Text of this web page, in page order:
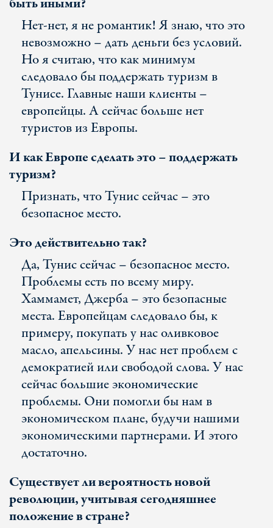
Нет-нет, я не романтик! Я знаю, что это
невозможно – дать деньги без условий.
Но я считаю, что как минимум
следовало бы поддержать туризм в
Тунисе. Главные наши клиенты –
европейцы. А сейчас больше нет
туристов из Европы.
И как Европе сделать это – поддержать
туризм?
Признать, что Тунис сейчас – это
безопасное место.
Это действительно так?
Да, Тунис сейчас – безопасное место.
Проблемы есть по всему миру.
Хаммамет, Джерба – это безопасные
места. Европейцам следовало бы, к
примеру, покупать у нас оливковое
масло, апельсины. У нас нет проблем с
демократией или свободой слова. У нас
сейчас большие экономические
проблемы. Они помогли бы нам в
экономическом плане, будучи нашими
экономическими партнерами. И этого
достаточно.
Существует ли вероятность новой
революции, учитывая сегодняшнее
положение в стране?